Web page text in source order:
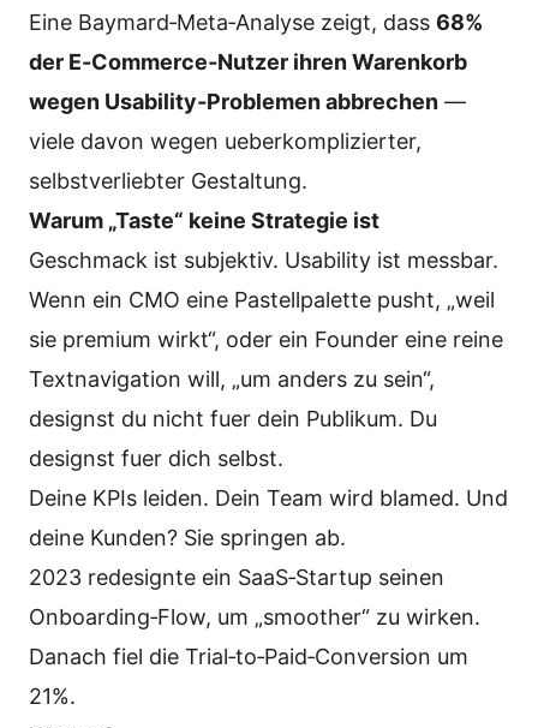
Eine Baymard‑Meta‑Analyse zeigt, dass 68%
der E‑Commerce‑Nutzer ihren Warenkorb
wegen Usability‑Problemen abbrechen —
viele davon wegen ueberkomplizierter,
selbstverliebter Gestaltung.
Warum „Taste“ keine Strategie ist
Geschmack ist subjektiv. Usability ist messbar.
Wenn ein CMO eine Pastellpalette pusht, „weil
sie premium wirkt“, oder ein Founder eine reine
Textnavigation will, „um anders zu sein“,
designst du nicht fuer dein Publikum. Du
designst fuer dich selbst.
Deine KPIs leiden. Dein Team wird blamed. Und
deine Kunden? Sie springen ab.
2023 redesignte ein SaaS‑Startup seinen
Onboarding‑Flow, um „smoother“ zu wirken.
Danach fiel die Trial‑to‑Paid‑Conversion um
21%.